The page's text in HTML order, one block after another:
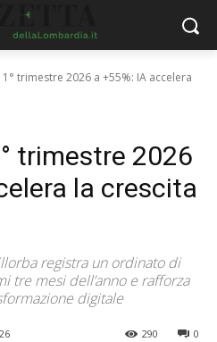
trimestre 2026 a +55%: IA accelera
trimestre 2026
la crescita
registra un ordinato di
tre mesi dell’anno e rafforza
digitale
0
290